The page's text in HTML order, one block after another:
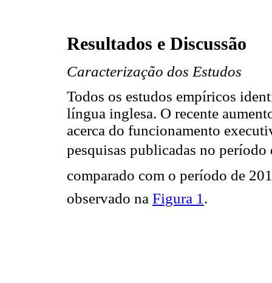
Resultados e Discussão
Caracterização dos Estudos
Todos os estudos empíricos
língua inglesa. O recente
acerca do funcionamento
pesquisas publicadas no período
comparado com o período de
observado na Figura 1 .